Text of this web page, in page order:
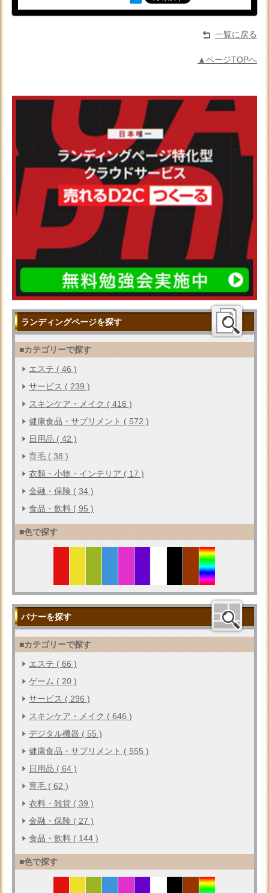
一覧に戻る
▲ページTOPへ
ランディングページを探す
■カテゴリーで探す
エステ ( 46 )
サービス ( 239 )
スキンケア・メイク ( 416 )
健康食品・サプリメント ( 572 )
日用品 ( 42 )
育毛 ( 38 )
衣類・小物・インテリア ( 17 )
金融・保険 ( 34 )
食品・飲料 ( 95 )
■色で探す
バナーを探す
■カテゴリーで探す
エステ ( 66 )
ゲーム ( 20 )
サービス ( 296 )
スキンケア・メイク ( 646 )
デジタル機器 ( 55 )
健康食品・サプリメント ( 555 )
日用品 ( 64 )
育毛 ( 62 )
衣料・雑貨 ( 39 )
金融・保険 ( 27 )
食品・飲料 ( 144 )
■色で探す